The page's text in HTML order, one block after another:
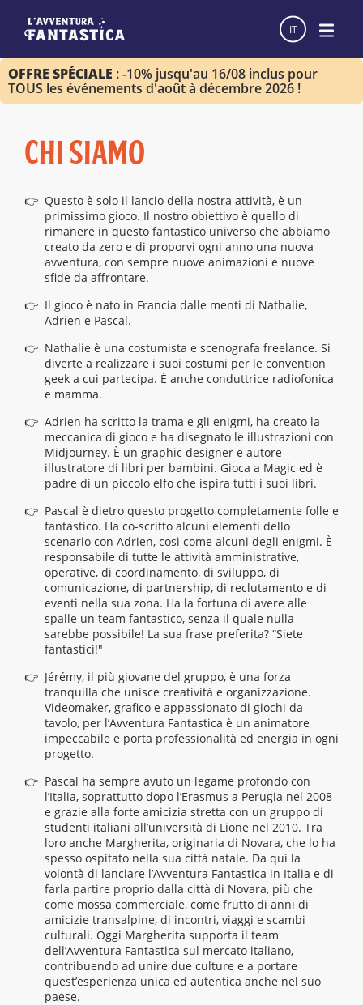
IT
OFFRE SPÉCIALE : -10% jusqu'au 16/08 inclus pour
TOUS les événements d'août à décembre 2026 !
CHI SIAMO
Questo è solo il lancio della nostra attività, è un
primissimo gioco. Il nostro obiettivo è quello di
rimanere in questo fantastico universo che abbiamo
creato da zero e di proporvi ogni anno una nuova
avventura, con sempre nuove animazioni e nuove
sfide da affrontare.
Il gioco è nato in Francia dalle menti di Nathalie,
Adrien e Pascal.
Nathalie è una costumista e scenografa freelance. Si
diverte a realizzare i suoi costumi per le convention
geek a cui partecipa. È anche conduttrice radiofonica
e mamma.
Adrien ha scritto la trama e gli enigmi, ha creato la
meccanica di gioco e ha disegnato le illustrazioni con
Midjourney. È un graphic designer e autore-
illustratore di libri per bambini. Gioca a Magic ed è
padre di un piccolo elfo che ispira tutti i suoi libri.
Pascal è dietro questo progetto completamente folle e
fantastico. Ha co-scritto alcuni elementi dello
scenario con Adrien, così come alcuni degli enigmi. È
responsabile di tutte le attività amministrative,
operative, di coordinamento, di sviluppo, di
comunicazione, di partnership, di reclutamento e di
eventi nella sua zona. Ha la fortuna di avere alle
spalle un team fantastico, senza il quale nulla
sarebbe possibile! La sua frase preferita? “Siete
fantastici!"
Jérémy, il più giovane del gruppo, è una forza
tranquilla che unisce creatività e organizzazione.
Videomaker, grafico e appassionato di giochi da
tavolo, per l’Avventura Fantastica è un animatore
impeccabile e porta professionalità ed energia in ogni
progetto.
Pascal ha sempre avuto un legame profondo con
l’Italia, soprattutto dopo l’Erasmus a Perugia nel 2008
e grazie alla forte amicizia stretta con un gruppo di
studenti italiani all’università di Lione nel 2010. Tra
loro anche Margherita, originaria di Novara, che lo ha
spesso ospitato nella sua città natale. Da qui la
volontà di lanciare l’Avventura Fantastica in Italia e di
farla partire proprio dalla città di Novara, più che
come mossa commerciale, come frutto di anni di
amicizie transalpine, di incontri, viaggi e scambi
culturali. Oggi Margherita supporta il team
dell’Avventura Fantastica sul mercato italiano,
contribuendo ad unire due culture e a portare
quest’esperienza unica ed autentica anche nel suo
paese.